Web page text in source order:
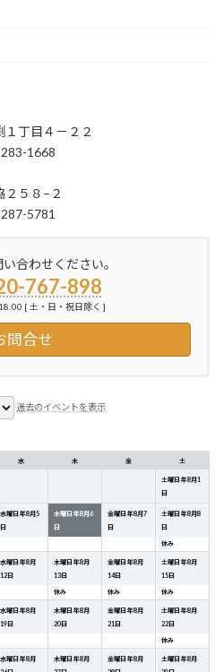
丁目４－２２
1668
２５８−２
5781
合わせください。
767-898
[ 土・日・祝日除く ]
問合せ
過去のイベントを表示
水 木 金 土
土曜日 年8月1
日
水曜日 年8月5
日
木曜日 年8月 6
日
金曜日 年8月7
日
土曜日 年8月8
日
休み
水曜日 年8月
12日
木曜日 年8月
13日
休み
金曜日 年8月
14日
休み
土曜日 年8月
15日
休み
水曜日 年8月
19日
木曜日 年8月
20日
金曜日 年8月
21 日
土曜日 年8月
22日
休み
水曜日 年8月
木曜日 年8月
金曜日 年8月
土曜日 年8月